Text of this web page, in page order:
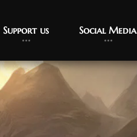
Support us Social Media